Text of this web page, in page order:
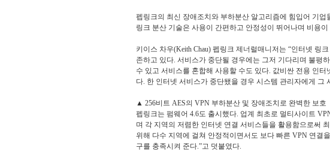
펩링크의 최신 장애조치와 부하분산 알고리즘에 힘입어 기
링크 분산 기술은 사용이 간편하고 안정성이 뛰어나며 비용
키이스 차우(Keith Chau) 펩링크 제너럴매니저는 “인터넷 링
존하고 있다. 서비스가 중단될 경우에는 그저 기다리며 불평
수 있고 서비스를 혼합해 사용할 수도 있다. 값비싼 전용 인
다. 한 인터넷 서비스가 중단됐을 경우 시스템 관리자에게
▲ 256비트 AES의 VPN 부하분산 및 장애조치로 완벽한 보호
펩링크는 펌웨어 4.6도 출시했다. 업계 최초로 멀티사이트
며 각 지역의 저렴한 인터넷 연결 서비스들을 활용함으로써
위해 다수 지역에 걸쳐 안정적이면서도 보다 빠른 VPN 연결
구를 충족시켜 준다.”고 덧붙였다.